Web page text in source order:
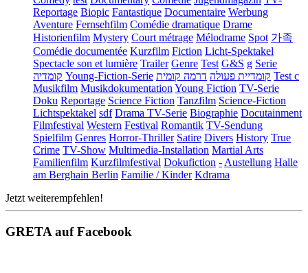
Reportage Biopic Fantastique Documentaire Werbung
Aventure Fernsehfilm Comédie dramatique Drame
Historienfilm Mystery Court métrage Mélodrame Spot 가족
Comédie documentée Kurzfilm Fiction Licht-Spektakel
Spectacle son et lumière Trailer Genre Test G&S g Serie
קומדיה Young-Fiction-Serie קומדיית פעולה דרמה קומית
Test c
Musikfilm MusikdokumentationYoung Fiction TV-Serie
Doku Reportage Science Fiction Tanzfilm Science-Fiction
Lichtspektakel sdf Drama TV-Serie Biographie Docutainment
Filmfestival Western Festival Romantik TV-Sendung
Spielfilm Genres Horror-Thriller Satire Divers History True
Crime TV-Show Multimedia-Installation Martial Arts
Familienfilm Kurzfilmfestival Dokufiction -Austellung Halle
am Berghain Berlin Familie / Kinder Kdrama
Jetzt weiterempfehlen!
GRETA auf Facebook